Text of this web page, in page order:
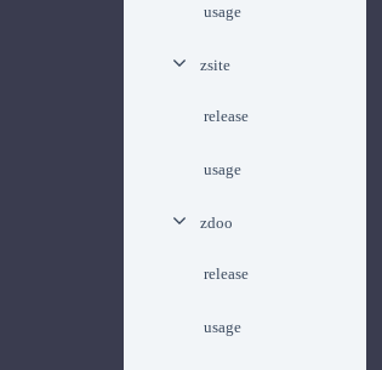
usage
zsite
release
usage
zdoo
release
usage